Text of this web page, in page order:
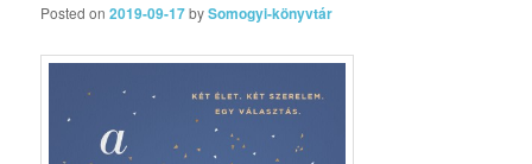
Posted on2019-09-17bySomogyi-könyvtár